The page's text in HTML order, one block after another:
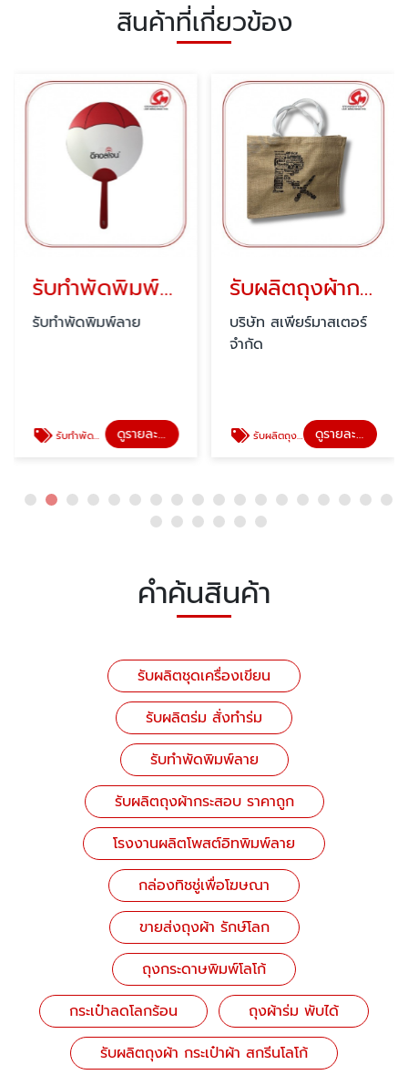
สินค้าที่เกี่ยวข้อง
รับทำพัดพิมพ์ลาย
รับทำพัดพิมพ์ลาย
รับทำพัดพิมพ์ลาย ดูรายละเอียด
รับผลิตถุงผ้ากระสอบ ราคาถูก
บริษัท สเพียร์มาสเตอร์
จำกัด
รับผลิตถุงผ้ากระสอบ ราคาถูก ดูรายละเอียด
คำค้นสินค้า
รับผลิตชุดเครื่องเขียน
รับผลิตร่ม สั่งทำร่ม
รับทำพัดพิมพ์ลาย
รับผลิตถุงผ้ากระสอบ ราคาถูก
โรงงานผลิตโพสต์อิทพิมพ์ลาย
กล่องทิชชู่เพื่อโฆษณา
ขายส่งถุงผ้า รักษ์โลก
ถุงกระดาษพิมพ์โลโก้
กระเป๋าลดโลกร้อน
ถุงผ้าร่ม พับได้
รับผลิตถุงผ้า กระเป๋าผ้า สกรีนโลโก้